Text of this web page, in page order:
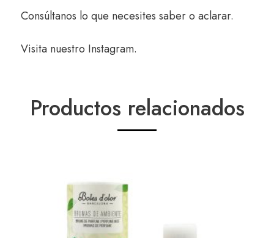
Consúltanos lo que necesites saber o aclarar.
Visita nuestro Instagram.
Productos relacionados